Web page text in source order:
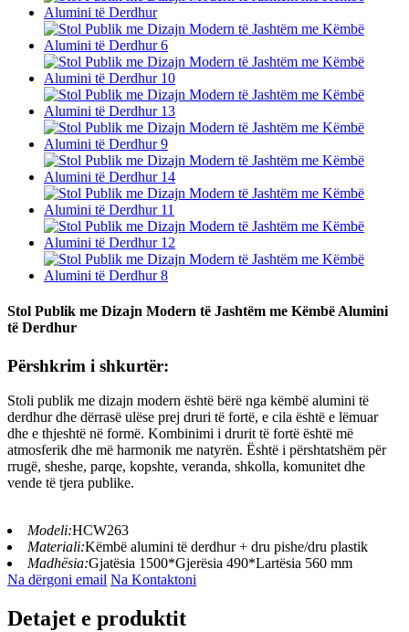
Stol Publik me Dizajn Modern të Jashtëm me Këmbë Alumini
të Derdhur
Përshkrim i shkurtër:
Stoli publik me dizajn modern është bërë nga këmbë alumini të
derdhur dhe dërrasë ulëse prej druri të fortë, e cila është e lëmuar
dhe e thjeshtë në formë. Kombinimi i drurit të fortë është më
atmosferik dhe më harmonik me natyrën. Është i përshtatshëm për
rrugë, sheshe, parqe, kopshte, veranda, shkolla, komunitet dhe
vende të tjera publike.
Modeli:HCW263
Materiali:Këmbë alumini të derdhur + dru pishe/dru plastik
Madhësia:Gjatësia 1500*Gjerësia 490*Lartësia 560 mm
Na dërgoni email Na Kontaktoni
Detajet e produktit